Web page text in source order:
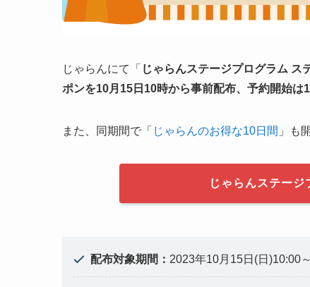
じゃらんにて「 じゃらんステージプログラム ス
ポンを10月15日10時から事前配布、予約開始は
また、同期間で「 じゃらんのお得な10日間 」も
じゃらんステー
配布対象期間： 2023年10月15日(日)10:00